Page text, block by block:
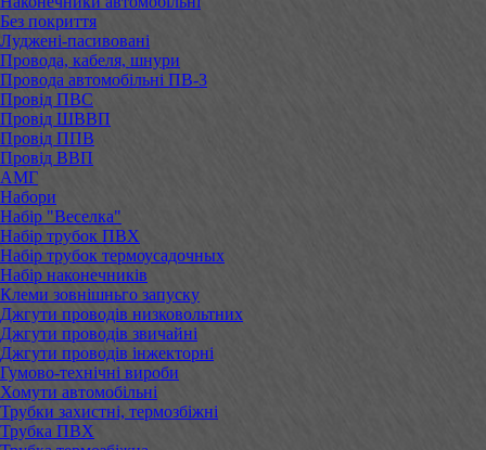
Без покриття
Луджені-пасивовані
Провода, кабеля, шнури
Провода автомобільні ПВ-3
Провід ПВС
Провід ШВВП
Провід ППВ
Провід ВВП
АМГ
Набори
Набір "Веселка"
Набір трубок ПВХ
Набір трубок термоусадочных
Набір наконечників
Клеми зовнішньго запуску
Джгути проводів низковольтних
Джгути проводів звичайні
Джгути проводів інжекторні
Гумово-технічні вироби
Хомути автомобільні
Трубки захистні, термозбіжні
Трубка ПВХ